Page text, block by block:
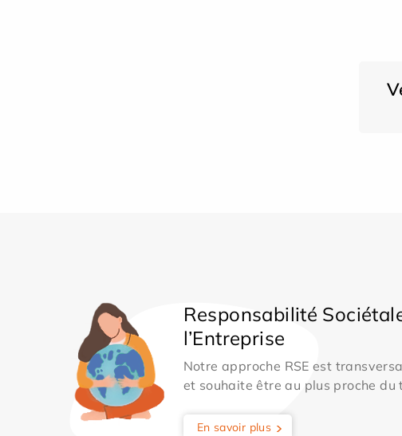
Responsabilité
l’Entreprise
Notre approche RSE est
et souhaite être au plus proche du
En savoir plus